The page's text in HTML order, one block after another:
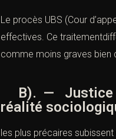
Le procès UBS (Cour
effectives. Ce
comme moins graves bien
B). — Justice
réalité
les plus précaires